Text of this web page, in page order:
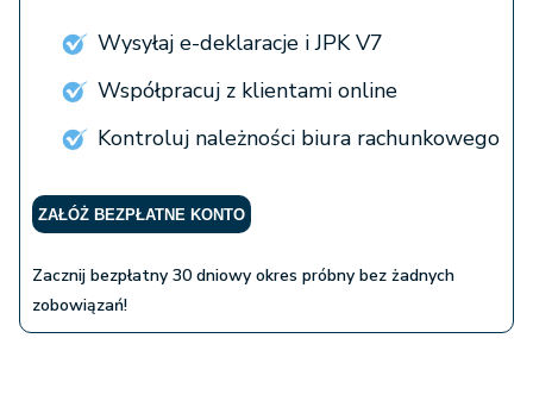
Wysyłaj e-deklaracje i JPK V7
Współpracuj z klientami online
Kontroluj należności biura rachunkowego
ZAŁÓŻ BEZPŁATNE KONTO
Zacznij bezpłatny 30 dniowy okres próbny bez żadnych
zobowiązań!